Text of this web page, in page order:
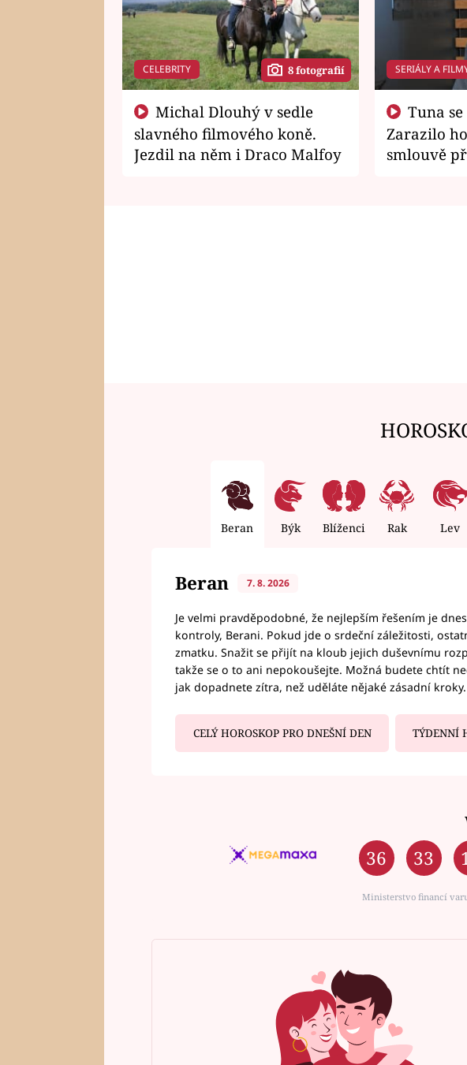
CELEBRITY 8 fotografií
slavného filmového koně.
Jezdil na něm i Draco Malfoy
SERIÁLY A
Zarazilo
smlouvě
Beran Býk Blíženci Rak Lev
Beran 7. 8. 2026
Je velmi pravděpodobné, že nejlepším řešením je
kontroly, Berani. Pokud jde o srdeční záležitosti,
zmatku. Snažit se přijít na kloub jejich duševnímu
takže se o to ani nepokoušejte. Možná budete chtít
jak dopadnete zítra, než uděláte nějaké zásadní kroky.
CELÝ HOROSKOP PRO DNEŠNÍ DEN TÝDENNÍ
36 33
Ministerstvo financí